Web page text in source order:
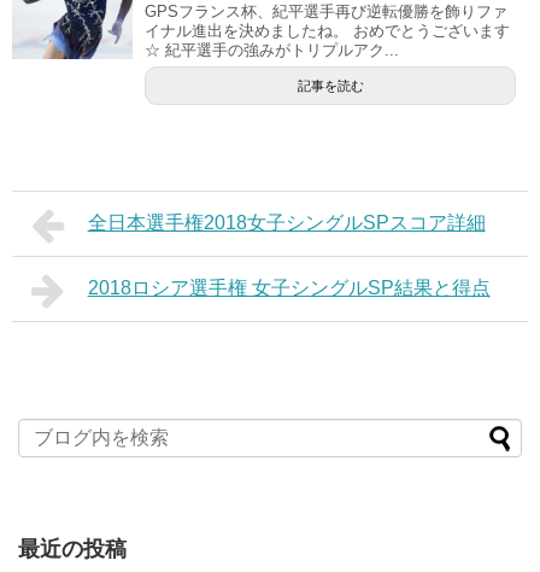
GPSフランス杯、紀平選手再び逆転優勝を飾りファ
イナル進出を決めましたね。 おめでとうございます
☆ 紀平選手の強みがトリプルアク...
記事を読む
全日本選手権2018女子シングルSPスコア詳細
2018ロシア選手権 女子シングルSP結果と得点
最近の投稿